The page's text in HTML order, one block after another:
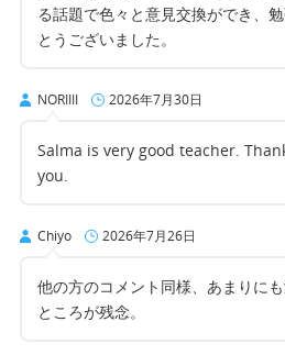
る話題で色々と意見交換ができ、
とうございました。
NORIIII 2026年7月30日
Salma is very good teacher.
you.
Chiyo 2026年7月26日
他の方のコメント同様、あまりに
ところが残念。